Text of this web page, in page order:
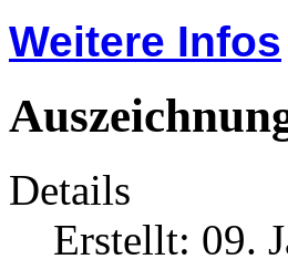
Weitere Infos
Details
Erstellt: 09.